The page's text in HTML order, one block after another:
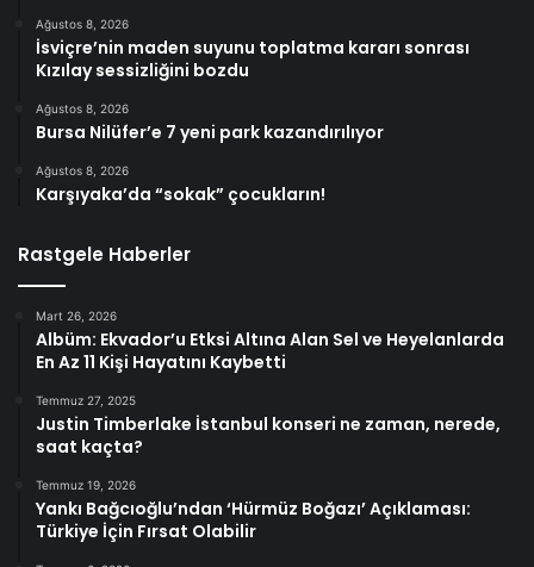
Ağustos 8, 2026
İsviçre’nin maden suyunu toplatma kararı sonrası
Kızılay sessizliğini bozdu
Ağustos 8, 2026
Bursa Nilüfer’e 7 yeni park kazandırılıyor
Ağustos 8, 2026
Karşıyaka’da “sokak” çocukların!
Rastgele Haberler
Mart 26, 2026
Albüm: Ekvador’u Etksi Altına Alan Sel ve Heyelanlarda
En Az 11 Kişi Hayatını Kaybetti
Temmuz 27, 2025
Justin Timberlake İstanbul konseri ne zaman, nerede,
saat kaçta?
Temmuz 19, 2026
Yankı Bağcıoğlu’ndan ‘Hürmüz Boğazı’ Açıklaması:
Türkiye İçin Fırsat Olabilir